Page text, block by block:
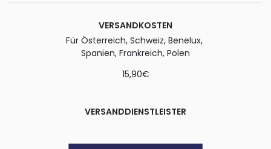
VERSANDKOSTEN
Für Österreich, Schweiz, Benelux,
Spanien, Frankreich, Polen
15,90€
VERSANDDIENSTLEISTER